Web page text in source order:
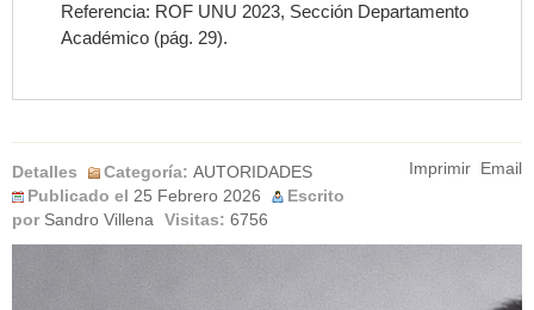
Referencia: ROF UNU 2023, Sección Departamento
Académico (pág. 29).
Detalles Categoría: AUTORIDADES
Publicado el 25 Febrero 2026
Escrito
por Sandro Villena Visitas: 6756
Imprimir Email